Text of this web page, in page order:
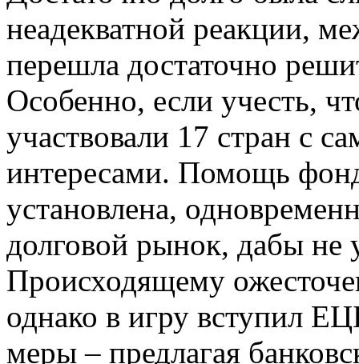
неадекватной реакции,
перешла достаточно
Особенно, если учесть,
участвовали 17 стран с
интересами. Помощь
установлена,
долговой рынок, дабы не
Происходящему
однако в игру вступил
меры – предлагая